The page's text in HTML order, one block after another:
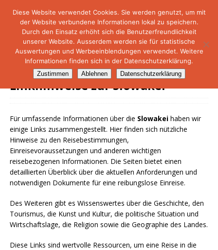
NetMare-Reiseportal
Linkhinweise zur Slowakei
Für umfassende Informationen über die Slowakei haben wir
einige Links zusammengestellt. Hier finden sich nützliche
Hinweise zu den Reisebestimmungen,
Einreisevoraussetzungen und anderen wichtigen
reisebezogenen Informationen. Die Seiten bietet einen
detaillierten Überblick über die aktuellen Anforderungen und
notwendigen Dokumente für eine reibungslose Einreise.
Des Weiteren gibt es Wissenswertes über die Geschichte, den
Tourismus, die Kunst und Kultur, die politische Situation und
Wirtschaftslage, die Religion sowie die Geographie des Landes.
Diese Links sind wertvolle Ressourcen, um eine Reise in die
Diese Website verwendet Cookies. Sie werden genutzt, um mit
der Website verbundene Informationen lokal zu speichern.
Durch den Einsatz erhöht sich die Benutzerfreundlichkeit
unserer Website. Ausserdem werden sie für statistische
Auswertungen und Werbeeinblendungen verwendet. Weitere
Informationen finden sich in der Datenschutzerklärung.
Zustimmen Ablehnen Datenschutzerklärung